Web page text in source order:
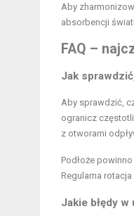
Aby
absorbencji
FAQ –
Jak
Aby sprawdzić,
ogranicz
z otworami
Podłoże
Regularna
Jakie błędy